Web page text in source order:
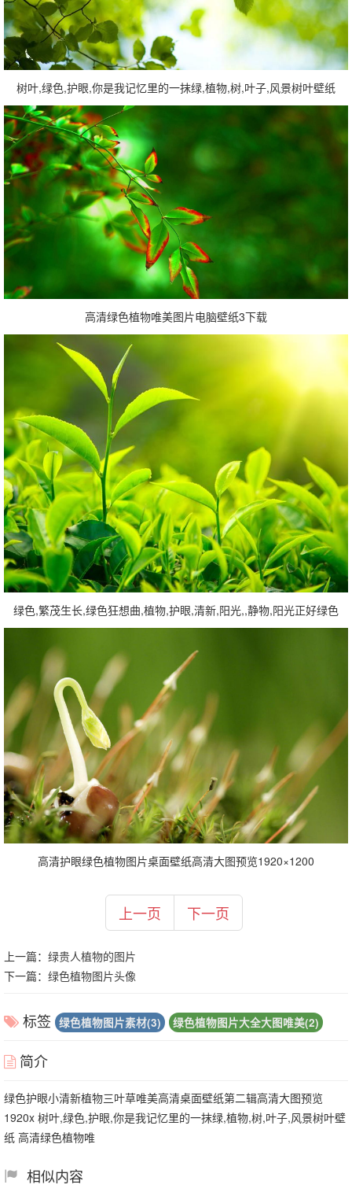
树叶,绿色,护眼,你是我记忆里的一抹绿,植物,树,叶子,风景树叶壁纸
高清绿色植物唯美图片电脑壁纸3下载
绿色,繁茂生长,绿色狂想曲,植物,护眼,清新,阳光,,静物,阳光正好绿色
高清护眼绿色植物图片桌面壁纸高清大图预览1920×1200
上一页 下一页
上一篇： 绿贵人植物的图片
下一篇： 绿色植物图片头像
标签 绿色植物图片素材(3) 绿色植物图片大全大图唯美(2)
简介
绿色护眼小清新植物三叶草唯美高清桌面壁纸第二辑高清大图预览
1920x 树叶,绿色,护眼,你是我记忆里的一抹绿,植物,树,叶子,风景树叶壁
纸 高清绿色植物唯
相似内容